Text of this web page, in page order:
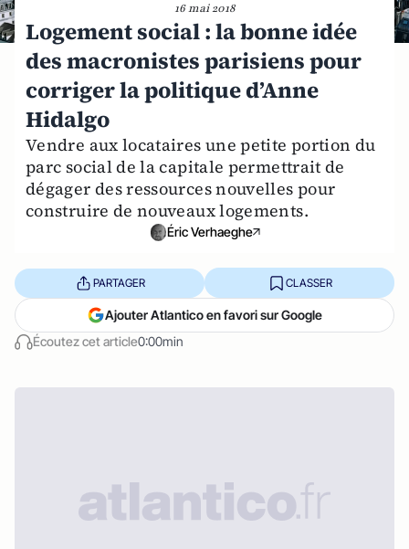
16 mai 2018
Logement social : la bonne idée
des macronistes parisiens pour
corriger la politique d’Anne
Hidalgo
Vendre aux locataires une petite portion du
parc social de la capitale permettrait de
dégager des ressources nouvelles pour
construire de nouveaux logements.
Éric Verhaeghe
Écoutez cet article0:00min
PARTAGER CLASSER
Ajouter Atlantico en favori sur Google